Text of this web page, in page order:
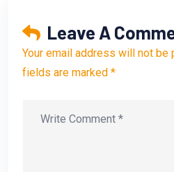
Leave A
Your email address will not be
fields are marked *